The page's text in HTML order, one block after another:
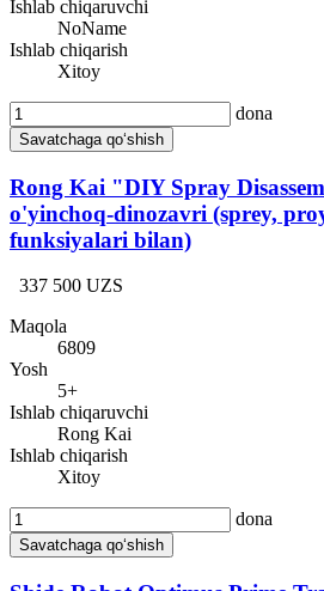
Ishlab chiqaruvchi
NoName
Ishlab chiqarish
Xitoy
dona
Savatchaga qo‘shish
Rong Kai "DIY Spray
o'yinchoq-dinozavri (sprey,
funksiyalari bilan)
337 500 UZS
Maqola
6809
Yosh
5+
Ishlab chiqaruvchi
Rong Kai
Ishlab chiqarish
Xitoy
dona
Savatchaga qo‘shish